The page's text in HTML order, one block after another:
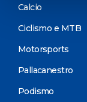
Calcio
Ciclismo e MTB
Motorsports
Pallacanestro
Podismo